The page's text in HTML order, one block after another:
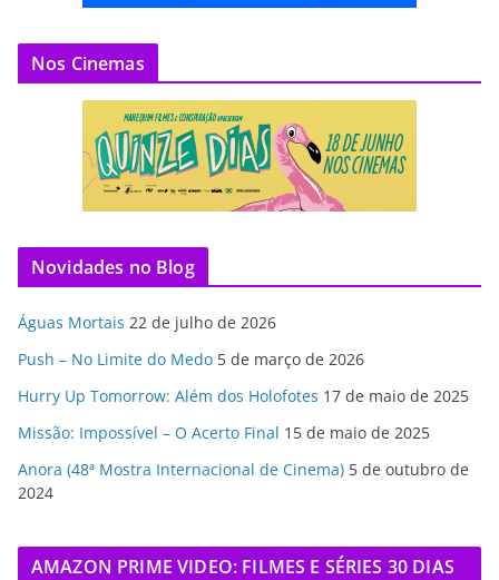
Nos Cinemas
Novidades no Blog
Águas Mortais 22 de julho de 2026
Push – No Limite do Medo 5 de março de 2026
Hurry Up Tomorrow: Além dos Holofotes 17 de maio de 2025
Missão: Impossível – O Acerto Final 15 de maio de 2025
Anora (48ª Mostra Internacional de Cinema) 5 de outubro de
2024
AMAZON PRIME VIDEO: FILMES E SÉRIES 30 DIAS